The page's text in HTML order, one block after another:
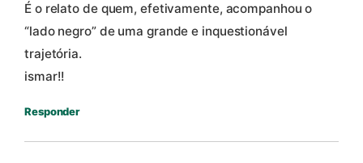
É o relato de quem, efetivamente, acompanhou o
“lado negro” de uma grande e inquestionável
trajetória.
ismar!!
Responder